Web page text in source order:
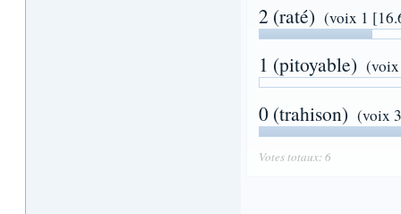
2 (raté) (voix 1
1 (pitoyable)
0 (trahison) (voix
Votes totaux: 6